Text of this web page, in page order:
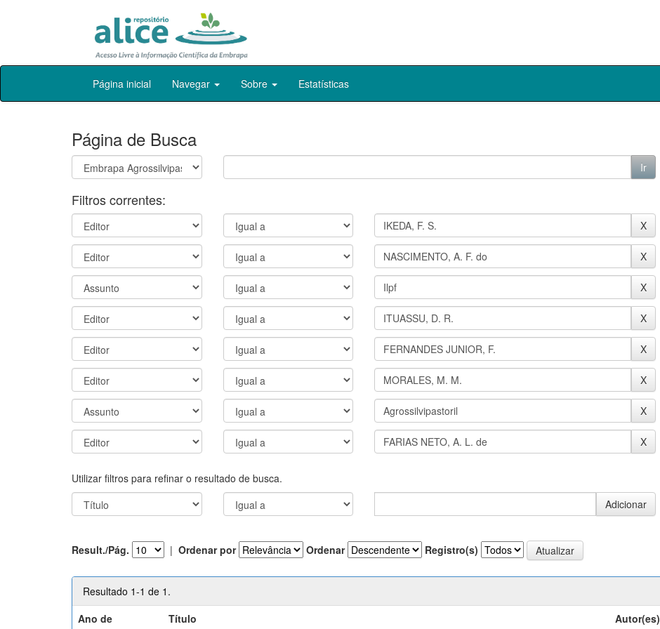
Skip
Página inicial Navegar Sobre Estatísticas
Página de Busca
Filtros correntes:
Utilizar filtros para refinar o resultado de busca.
Result./Pág. | Ordenar por Ordenar Registro(s)
Resultado 1-1 de 1.
Ano de
Título Autor(es)